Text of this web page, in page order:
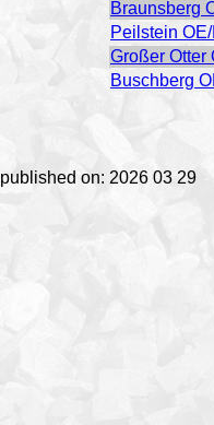
Braunsberg
Peilstein
Großer Otter
Buschberg
published on: 2026 03 29